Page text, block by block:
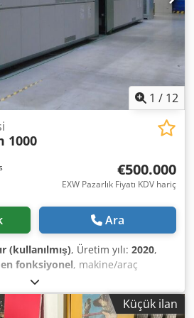
isteğe bağlıdır! Gönderim veya
testi video ile belgelenir. Djdex
bilgi için bizimle doğrudan
1 / 12
1000
€500.000
EXW Pazarlık Fiyatı KDV hariç
Ara
(kullanılmış), Üretim yılı: 2020,
fonksiyonel, makine/araç
, mürekkep kartuşu sayısı:
sayısı:40, çözünürlük (maks.):
, kağıt gramajı (min.):28 g/m²,
Küçük ilan